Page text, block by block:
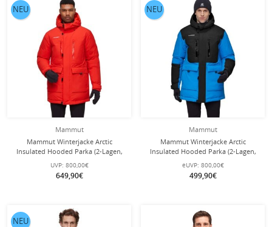
Mammut
Mammut Winterjacke Arctic
Insulated Hooded Parka (2-Lagen,
wärmend dank Daunenfüllung) rot
Herren
UVP: 800,00€
649,90€
NEU
Mammut
Mammut Winterjacke Arctic
Insulated Hooded Parka (2-Lagen,
wärmend dank Daunenfüllung)
blau/schwarz Herren
eUVP: 800,00€
499,90€
NEU
NEU